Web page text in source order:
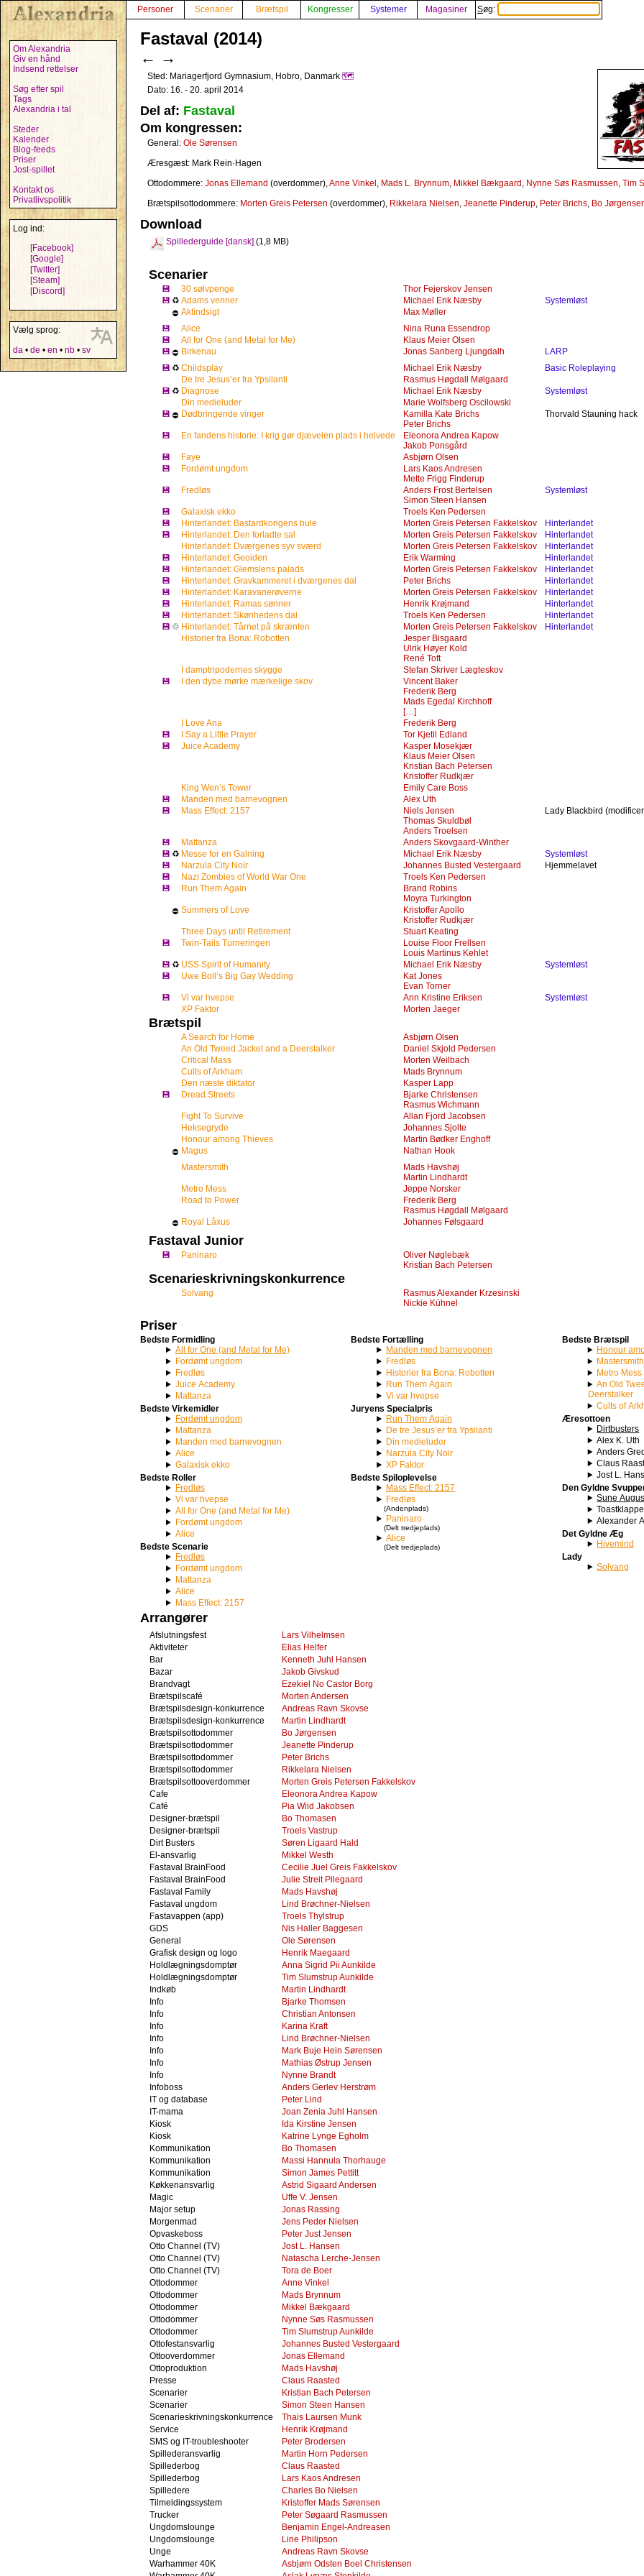
Om Alexandria
Giv en hånd
Indsend rettelser
Søg efter spil
Tags
Alexandria i tal
Steder
Kalender
Blog-feeds
Priser
Jost-spillet
Kontakt os
Privatlivspolitik
Log ind:
[Facebook]
[Google]
[Twitter]
[Steam]
[Discord]
Vælg sprog:
da • de • en • nb • sv
Personer Scenarier Brætspil Kongresser Systemer Magasiner Søg:
Fastaval (2014)
← →
Sted: Mariagerfjord Gymnasium, Hobro, Danmark 🗺️
Dato: 16. - 20. april 2014
Del af: Fastaval
Om kongressen:
General: Ole Sørensen
Æresgæst: Mark Rein·Hagen
Ottodommere: Jonas Ellemand (overdommer),Anne Vinkel , Mads L. Brynnum, Mikkel Bækgaard , Nynne Søs Rasmussen, Tim
Brætspilsottodommere: Morten Greis Petersen (overdommer), Rikkelara Nielsen, Jeanette Pinderup, Peter Brichs, Bo
Download
Spillederguide [dansk] (1,8 MB)
Scenarier
💾 30 sølvpenge
Thor Fejerskov Jensen
💾 ♻ Adams venner Michael Erik Næsby
Systemløst
⛔ Aktindsigt
Max Møller
💾
Alice
Nina Runa Essendrop
💾
All for One (and Metal for Me)
Klaus Meier Olsen
💾 ⛔ Birkenau Jonas Sanberg Ljungdalh
LARP
💾 ♻ Childsplay Michael Erik Næsby
Basic Roleplaying
De tre Jesus’er fra Ypsilanti
Rasmus Høgdall Mølgaard
💾 ♻ Diagnose Michael Erik Næsby
Systemløst
Din medieluder
Marie Wolfsberg Oscilowski
💾 ⛔ Dødbringende vinger
Kamilla Kate Brichs
Peter Brichs
Thorvald Stauning hack
💾 En fandens historie: I krig gør djævelen plads i helvede
Eleonora Andrea Kapow
Jakob Ponsgård
💾
Faye
Asbjørn Olsen
💾
Fordømt ungdom
Lars Kaos Andresen
Mette Frigg Finderup
💾
Fredløs
Anders Frost Bertelsen
Simon Steen Hansen
Systemløst
💾 Galaxisk ekko
Troels Ken Pedersen
💾
Hinterlandet: Bastardkongens bule Morten Greis Petersen Fakkelskov
Hinterlandet
💾
Hinterlandet: Den forladte sal Morten Greis Petersen Fakkelskov
Hinterlandet
Hinterlandet: Dværgenes syv sværd
Morten Greis Petersen Fakkelskov
Hinterlandet
💾
Hinterlandet: Geoiden Erik Warming
Hinterlandet
💾
Hinterlandet: Glemslens palads Morten Greis Petersen Fakkelskov
Hinterlandet
💾
Hinterlandet: Gravkammeret i dværgenes dal Peter Brichs
Hinterlandet
💾
Hinterlandet: Karavanerøverne Morten Greis Petersen Fakkelskov
Hinterlandet
💾
Hinterlandet: Ramas sønner Henrik Krøjmand
Hinterlandet
💾
Hinterlandet: Skønhedens dal Troels Ken Pedersen
Hinterlandet
💾 ♲ Hinterlandet: Tårnet på skrænten Morten Greis Petersen Fakkelskov
Hinterlandet
Historier fra Bona: Robotten
Jesper Bisgaard
Ulrik Høyer Kold
René Toft
I damptripodernes skygge
Stefan Skriver Lægteskov
💾
I den dybe mørke mærkelige skov
Vincent Baker
Frederik Berg
Mads Egedal Kirchhoff
[…]
I Love Ana
Frederik Berg
💾
I Say a Little Prayer
Tor Kjetil Edland
💾
Juice Academy
Kasper Mosekjær
Klaus Meier Olsen
Kristian Bach Petersen
Kristoffer Rudkjær
King Wen’s Tower
Emily Care Boss
💾
Manden med barnevognen
Alex Uth
💾
Mass Effect: 2157
Niels Jensen
Thomas Skuldbøl
Anders Troelsen
Lady Blackbird
💾 Mattanza
Anders Skovgaard-Winther
💾 ♻ Messe for en Galning Michael Erik Næsby
Systemløst
💾
Narzula City Noir Johannes Busted Vestergaard
Hjemmelavet
💾
Nazi Zombies of World War One
Troels Ken Pedersen
💾
Run Them Again
Brand Robins
Moyra Turkington
⛔ Summers of Love
Kristoffer Apollo
Kristoffer Rudkjær
Three Days until Retirement
Stuart Keating
💾
Twin-Tails Turneringen
Louise Floor Frellsen
Louis Martinus Kehlet
💾 ♻ USS Spirit of Humanity Michael Erik Næsby
Systemløst
💾
Uwe Boll’s Big Gay Wedding
Kat Jones
Evan Torner
💾
Vi var hvepse Ann Kristine Eriksen
Systemløst
XP Faktor
Morten Jaeger
Brætspil
A Search for Home
Asbjørn Olsen
An Old Tweed Jacket and a Deerstalker
Daniel Skjold Pedersen
Critical Mass
Morten Weilbach
Cults of Arkham
Mads Brynnum
Den næste diktator
Kasper Lapp
💾
Dread Streets
Bjarke Christensen
Rasmus Wichmann
Fight To Survive
Allan Fjord Jacobsen
Heksegryde
Johannes Sjolte
Honour among Thieves
Martin Bødker Enghoff
⛔ Magus
Nathan Hook
Mastersmith
Mads Havshøj
Martin Lindhardt
Metro Mess
Jeppe Norsker
Road to Power
Frederik Berg
Rasmus Høgdall Mølgaard
⛔ Royal Låxus Johannes Følsgaard
Fastaval Junior
💾 Paninaro
Oliver Nøglebæk
Kristian Bach Petersen
Scenarieskrivningskonkurrence
Solvang
Rasmus Alexander Krzesinski
Nickie Kühnel
Priser
Bedste Formidling
All for One (and Metal for Me)
Fordømt ungdom
Fredløs
Juice Academy
Mattanza
Bedste Virkemidler
Fordømt ungdom
Mattanza
Manden med barnevognen
Alice
Galaxisk ekko
Bedste Roller
Fredløs
Vi var hvepse
All for One (and Metal for Me)
Fordømt ungdom
Alice
Bedste Scenarie
Fredløs
Fordømt ungdom
Mattanza
Alice
Mass Effect: 2157
Bedste Fortælling
Manden med barnevognen
Fredløs
Historier fra Bona: Robotten
Run Them Again
Vi var hvepse
Juryens Specialpris
Run Them Again
De tre Jesus’er fra Ypsilanti
Din medieluder
Narzula City Noir
XP Faktor
Bedste Spiloplevelse
Mass Effect: 2157
Fredløs
(Andenplads)
Paninaro
(Delt tredjeplads)
Alice
(Delt tredjeplads)
Bedste Brætspil
Honour
Mastersmith
Metro Mess
An Old
Deerstalker
Cults of
Æresottoen
Dirtbusters
Alex K. Uth
Anders
Claus
Jost L.
Den Gyldne
Sune
Alexander
Det Gyldne Æg
Hivemind
Lady
Solvang
Arrangører
Afslutningsfest
Lars Vilhelmsen
Aktiviteter
Elias Helfer
Bar
Kenneth Juhl Hansen
Bazar
Jakob Givskud
Brandvagt
Ezekiel No Castor Borg
Brætspilscafé
Morten Andersen
Brætspilsdesign-konkurrence
Andreas Ravn Skovse
Brætspilsdesign-konkurrence
Martin Lindhardt
Brætspilsottodommer
Bo Jørgensen
Brætspilsottodommer
Jeanette Pinderup
Brætspilsottodommer
Peter Brichs
Brætspilsottodommer
Rikkelara Nielsen
Brætspilsottooverdommer
Morten Greis Petersen Fakkelskov
Cafe
Eleonora Andrea Kapow
Café
Pia Wiid Jakobsen
Designer-brætspil
Bo Thomasen
Designer-brætspil
Troels Vastrup
Dirt Busters
Søren Ligaard Hald
El-ansvarlig
Mikkel Westh
Fastaval BrainFood
Cecilie Juel Greis Fakkelskov
Fastaval BrainFood
Julie Streit Pilegaard
Fastaval Family
Mads Havshøj
Fastaval ungdom
Lind Brøchner-Nielsen
Fastavappen (app)
Troels Thylstrup
GDS
Nis Haller Baggesen
General
Ole Sørensen
Grafisk design og logo
Henrik Maegaard
Holdlægningsdomptør
Anna Sigrid Pii Aunkilde
Holdlægningsdomptør
Tim Slumstrup Aunkilde
Indkøb
Martin Lindhardt
Info
Bjarke Thomsen
Info
Christian Antonsen
Info
Karina Kraft
Info
Lind Brøchner-Nielsen
Info
Mark Buje Hein Sørensen
Info
Mathias Østrup Jensen
Info
Nynne Brandt
Infoboss
Anders Gerlev Herstrøm
IT og database
Peter Lind
IT-mama
Joan Zenia Juhl Hansen
Kiosk
Ida Kirstine Jensen
Kiosk
Katrine Lynge Egholm
Kommunikation
Bo Thomasen
Kommunikation
Massi Hannula Thorhauge
Kommunikation
Simon James Pettitt
Køkkenansvarlig
Astrid Sigaard Andersen
Magic
Uffe V. Jensen
Major setup
Jonas Rassing
Morgenmad
Jens Peder Nielsen
Opvaskeboss
Peter Just Jensen
Otto Channel (TV)
Jost L. Hansen
Otto Channel (TV)
Natascha Lerche-Jensen
Otto Channel (TV)
Tora de Boer
Ottodommer
Anne Vinkel
Ottodommer
Mads Brynnum
Ottodommer
Mikkel Bækgaard
Ottodommer
Nynne Søs Rasmussen
Ottodommer
Tim Slumstrup Aunkilde
Ottofestansvarlig
Johannes Busted Vestergaard
Ottooverdommer
Jonas Ellemand
Ottoproduktion
Mads Havshøj
Presse
Claus Raasted
Scenarier
Kristian Bach Petersen
Scenarier
Simon Steen Hansen
Scenarieskrivningskonkurrence
Thais Laursen Munk
Service
Henrik Krøjmand
SMS og IT-troubleshooter
Peter Brodersen
Spillederansvarlig
Martin Horn Pedersen
Spillederbog
Claus Raasted
Spillederbog
Lars Kaos Andresen
Spilledere
Charles Bo Nielsen
Tilmeldingssystem
Kristoffer Mads Sørensen
Trucker
Peter Søgaard Rasmussen
Ungdomslounge
Benjamin Engel-Andreasen
Ungdomslounge
Line Philipson
Unge
Andreas Ravn Skovse
Warhammer 40K
Asbjørn Odsten Boel Christensen